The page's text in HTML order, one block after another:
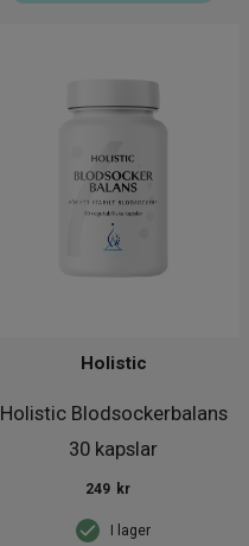
Holistic Blodsockerbalans
30 kapslar
Holistic
I lager
249 kr